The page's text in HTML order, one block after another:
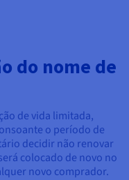
do nome de
de vida limitada,
o período de
decidir não renovar
colocado de novo no
novo comprador.